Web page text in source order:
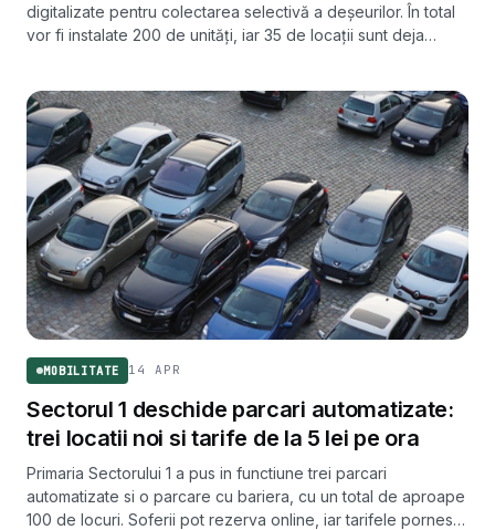
digitalizate pentru colectarea selectivă a deșeurilor. În total
vor fi instalate 200 de unități, iar 35 de locații sunt deja
MOBILITATE 14 APR
Sectorul 1 deschide parcari automatizate:
trei locatii noi si tarife de la 5 lei pe ora
Primaria Sectorului 1 a pus in functiune trei parcari
automatizate si o parcare cu bariera, cu un total de aproape
100 de locuri. Soferii pot rezerva online, iar tarifele pornesc